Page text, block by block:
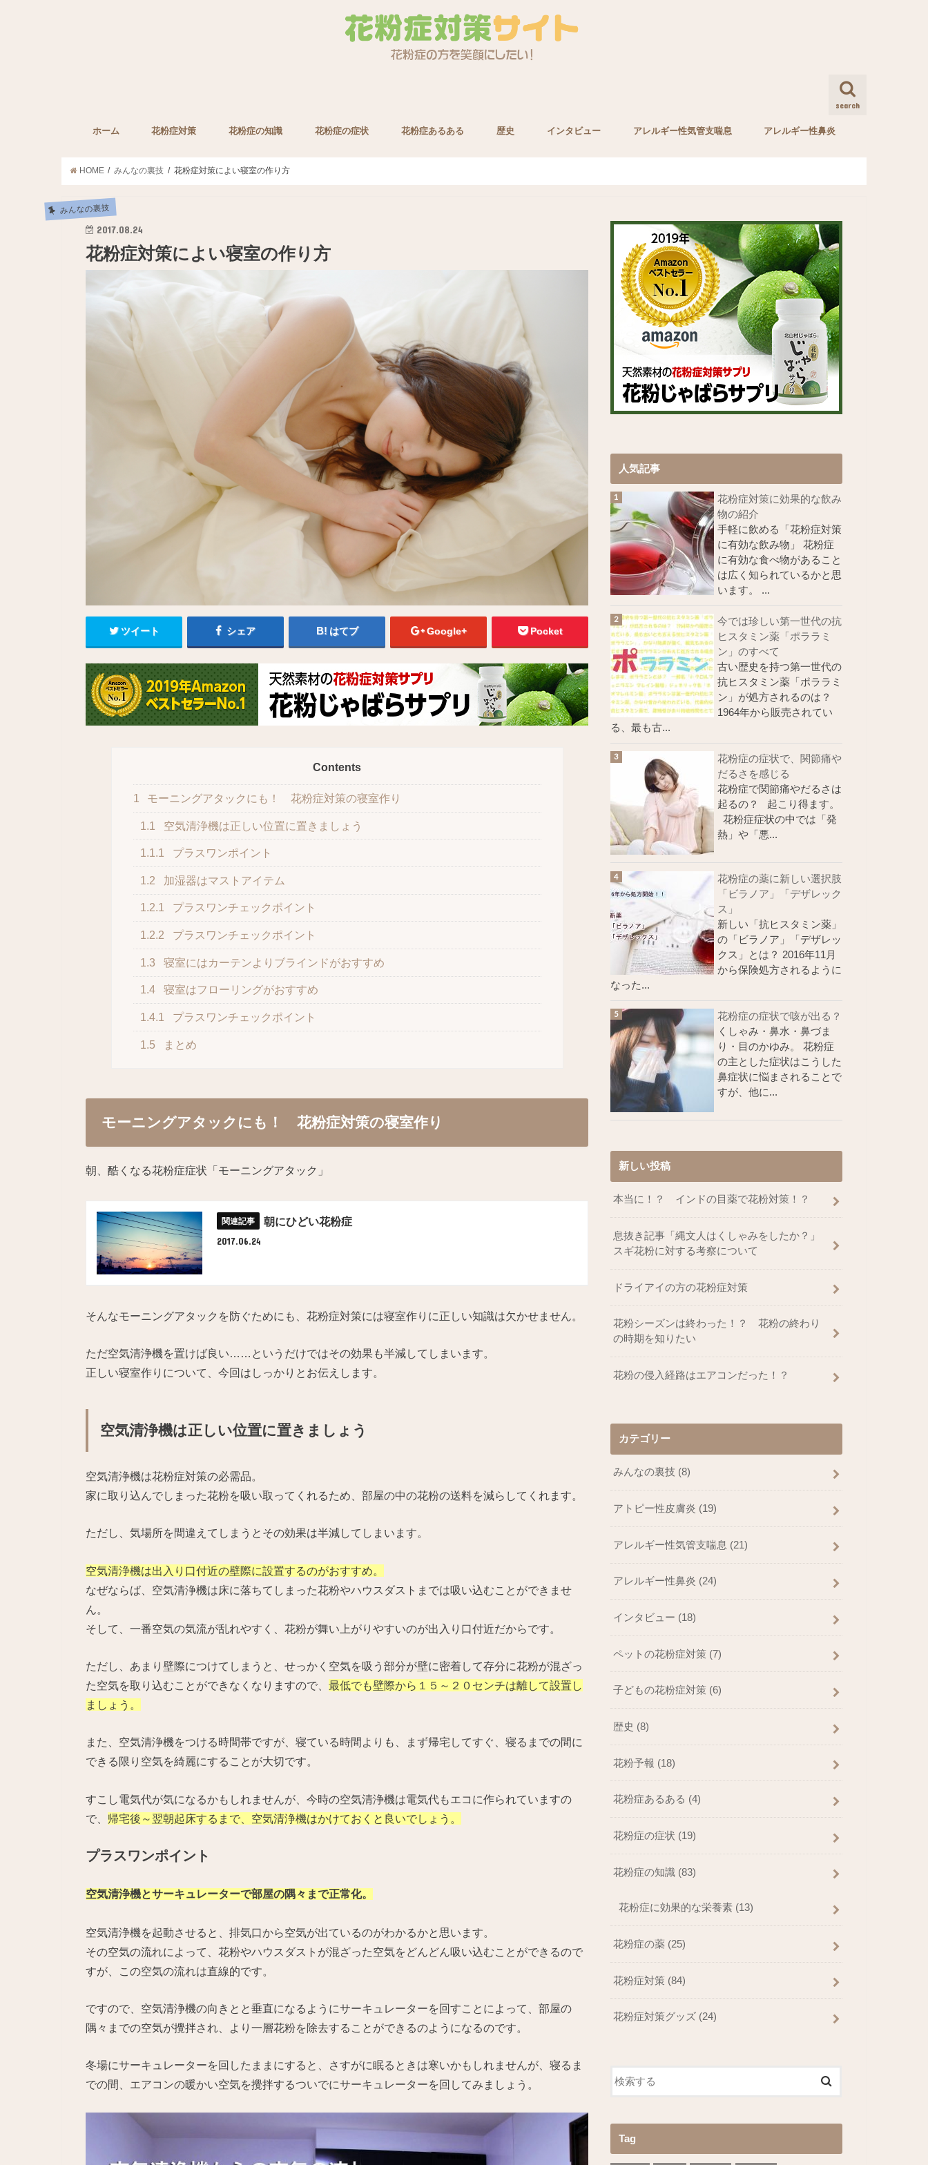
search
ホーム 花粉症対策 花粉症の知識 花粉症の症状 花粉症あるある 歴史 インタビュー アレルギー性気管支喘息 アレルギー性鼻炎
HOME みんなの裏技 花粉症対策によい寝室の作り方
みんなの裏技
2017.08.24
花粉症対策によい寝室の作り方
ツイート シェア はてブ Google+ Pocket
Contents
1 モーニングアタックにも！ 花粉症対策の寝室作り
1.1 空気清浄機は正しい位置に置きましょう
1.1.1 プラスワンポイント
1.2 加湿器はマストアイテム
1.2.1 プラスワンチェックポイント
1.2.2 プラスワンチェックポイント
1.3 寝室にはカーテンよりブラインドがおすすめ
1.4 寝室はフローリングがおすすめ
1.4.1 プラスワンチェックポイント
1.5 まとめ
モーニングアタックにも！ 花粉症対策の寝室作り
朝、酷くなる花粉症症状「モーニングアタック」
朝にひどい花粉症
2017.06.24
そんなモーニングアタックを防ぐためにも、花粉症対策には寝室作りに正しい知識は欠かせません。
ただ空気清浄機を置けば良い……というだけではその効果も半減してしまいます。
正しい寝室作りについて、今回はしっかりとお伝えします。
空気清浄機は正しい位置に置きましょう
空気清浄機は花粉症対策の必需品。
家に取り込んでしまった花粉を吸い取ってくれるため、部屋の中の花粉の送料を減らしてくれます。
ただし、気場所を間違えてしまうとその効果は半減してしまいます。
空気清浄機は出入り口付近の壁際に設置するのがおすすめ。
なぜならば、空気清浄機は床に落ちてしまった花粉やハウスダストまでは吸い込むことができませ
ん。
そして、一番空気の気流が乱れやすく、花粉が舞い上がりやすいのが出入り口付近だからです。
ただし、あまり壁際につけてしまうと、せっかく空気を吸う部分が壁に密着して存分に花粉が混ざっ
た空気を取り込むことができなくなりますので、 最低でも壁際から１５～２０センチは離して設置し
ましょう。
また、空気清浄機をつける時間帯ですが、寝ている時間よりも、まず帰宅してすぐ、寝るまでの間に
できる限り空気を綺麗にすることが大切です。
すこし電気代が気になるかもしれませんが、今時の空気清浄機は電気代もエコに作られていますの
で、 帰宅後～翌朝起床するまで、空気清浄機はかけておくと良いでしょう。
プラスワンポイント
空気清浄機とサーキュレーターで部屋の隅々まで正常化。
空気清浄機を起動させると、排気口から空気が出ているのがわかるかと思います。
その空気の流れによって、花粉やハウスダストが混ざった空気をどんどん吸い込むことができるので
すが、この空気の流れは直線的です。
ですので、空気清浄機の向きとと垂直になるようにサーキュレーターを回すことによって、部屋の
隅々までの空気が攪拌され、より一層花粉を除去することができるのようになるのです。
冬場にサーキュレーターを回したままにすると、さすがに眠るときは寒いかもしれませんが、寝るま
での間、エアコンの暖かい空気を攪拌するついでにサーキュレーターを回してみましょう。
人気記事
花粉症対策に効果的な飲み
物の紹介
手軽に飲める「花粉症対策
に有効な飲み物」 花粉症
に有効な食べ物があること
は広く知られているかと思
います。 ...
今では珍しい第一世代の抗
ヒスタミン薬「ポララミ
ン」のすべて
古い歴史を持つ第一世代の
抗ヒスタミン薬「ポララミ
ン」が処方されるのは？
1964年から販売されてい
る、最も古...
花粉症の症状で、関節痛や
だるさを感じる
花粉症で関節痛やだるさは
起るの？ 起こり得ます。
花粉症症状の中では「発
熱」や「悪...
花粉症の薬に新しい選択肢
「ビラノア」「デザレック
ス」
新しい「抗ヒスタミン薬」
の「ビラノア」「デザレッ
クス」とは？ 2016年11月
から保険処方されるように
なった...
花粉症の症状で咳が出る？
くしゃみ・鼻水・鼻づま
り・目のかゆみ。 花粉症
の主とした症状はこうした
鼻症状に悩まされることで
すが、他に...
新しい投稿
本当に！？ インドの目薬で花粉対策！？
息抜き記事「縄文人はくしゃみをしたか？」
スギ花粉に対する考察について
ドライアイの方の花粉症対策
花粉シーズンは終わった！？ 花粉の終わり
の時期を知りたい
花粉の侵入経路はエアコンだった！？
カテゴリー
みんなの裏技 (8)
アトピー性皮膚炎 (19)
アレルギー性気管支喘息 (21)
アレルギー性鼻炎 (24)
インタビュー (18)
ペットの花粉症対策 (7)
子どもの花粉症対策 (6)
歴史 (8)
花粉予報 (18)
花粉症あるある (4)
花粉症の症状 (19)
花粉症の知識 (83)
花粉症に効果的な栄養素 (13)
花粉症の薬 (25)
花粉症対策 (84)
花粉症対策グッズ (24)
Tag